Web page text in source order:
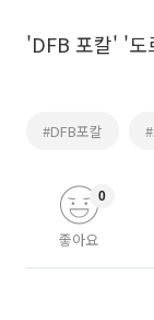
'DFB 포칼' '도
#DFB포칼
좋아요
0